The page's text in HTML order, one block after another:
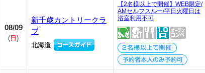
08/09
( 日 )
新千歳カントリークラ
ブ
北海道
【2名様以上で開催】WEB限定/
AMセルフスルー/平日火曜日は
浴室利用不可